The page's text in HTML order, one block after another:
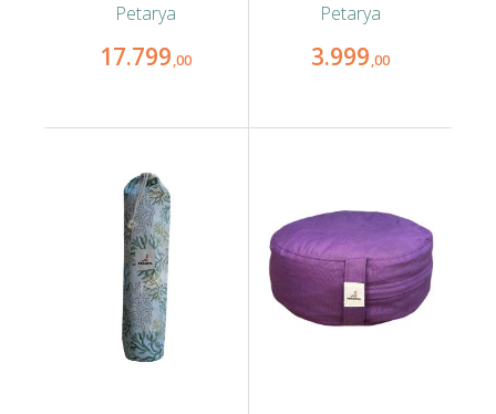
Petarya
17.799,00
Petarya
3.999,00